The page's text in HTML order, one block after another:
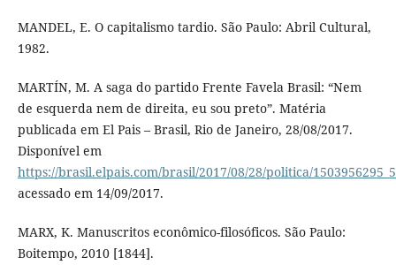
MANDEL, E. O capitalismo tardio. São Paulo: Abril Cultural,
1982.
MARTÍN, M. A saga do partido Frente Favela Brasil: “Nem
de esquerda nem de direita, eu sou preto”. Matéria
publicada em El Pais – Brasil, Rio de Janeiro, 28/08/2017.
Disponível em
https://brasil.elpais.com/brasil/2017/08/28/politica/
acessado em 14/09/2017.
MARX, K. Manuscritos econômico-filosóficos. São Paulo:
Boitempo, 2010 [1844].